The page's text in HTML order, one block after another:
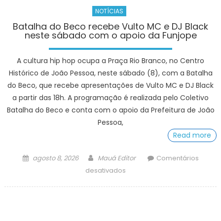
NOTÍCIAS
Batalha do Beco recebe Vulto MC e DJ Black
neste sábado com o apoio da Funjope
A cultura hip hop ocupa a Praça Rio Branco, no Centro
Histórico de João Pessoa, neste sábado (8), com a Batalha
do Beco, que recebe apresentações de Vulto MC e DJ Black
a partir das 18h. A programação é realizada pelo Coletivo
Batalha do Beco e conta com o apoio da Prefeitura de João
Pessoa,
Read more
Posted
agosto 8, 2026 Author
Mauá Editor
Comentários
desativados